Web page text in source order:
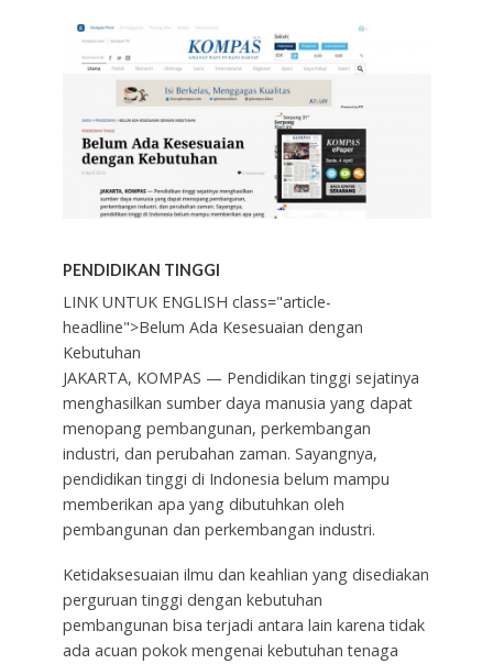
PENDIDIKAN TINGGI
LINK UNTUK ENGLISH class="article-
headline">Belum Ada Kesesuaian dengan
Kebutuhan
JAKARTA, KOMPAS — Pendidikan tinggi sejatinya
menghasilkan sumber daya manusia yang dapat
menopang pembangunan, perkembangan
industri, dan perubahan zaman. Sayangnya,
pendidikan tinggi di Indonesia belum mampu
memberikan apa yang dibutuhkan oleh
pembangunan dan perkembangan industri.
Ketidaksesuaian ilmu dan keahlian yang disediakan
perguruan tinggi dengan kebutuhan
pembangunan bisa terjadi antara lain karena tidak
ada acuan pokok mengenai kebutuhan tenaga